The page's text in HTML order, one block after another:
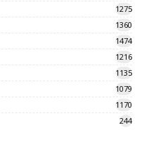
1275
1360
1474
1216
1135
1079
1170
244